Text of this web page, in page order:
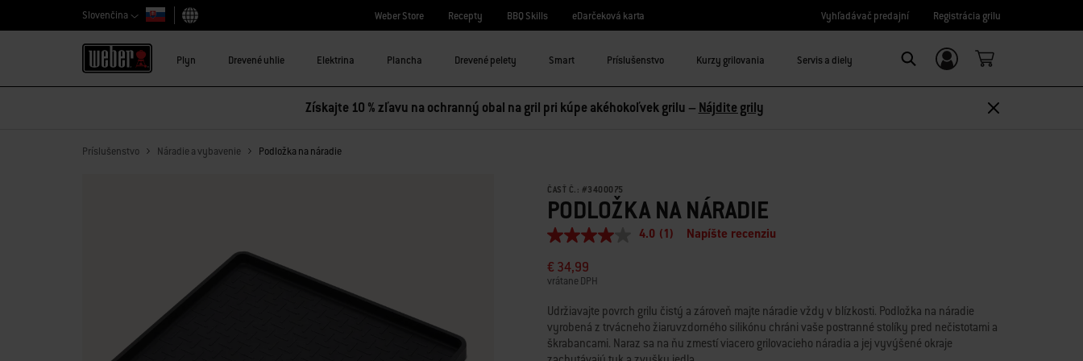
Slovenčina
Vybrať krajinu
Weber Store Recepty BBQ Skills eDarčeková karta Vyhľadávač predajní Registrácia grilu
Plyn Drevené uhlie Elektrina Plancha Drevené pelety Smart Príslušenstvo Kurzy grilovania Servis a diely Prihláste sa/Zaregistrujte sa
Získajte 10 % zľavu na ochranný obal na gril pri kúpe akéhokoľvek grilu – Nájdite grily
Príslušenstvo Náradie a vybavenie Podložka na náradie
ČASŤ Č.: #3400075
PODLOŽKA NA NÁRADIE
4.0
5
hviezdičiek,
hodnota
hodnotenia.
Read
a
Review.
4.0 (1) Napíšte recenziu
€ 34,99
vrátane DPH
Udržiavajte povrch grilu čistý a zároveň majte náradie vždy v blízkosti. Podložka na náradie
vyrobená z trvácneho žiaruvzdorného silikónu chráni vaše postranné stolíky pred nečistotami a
škrabancami. Naraz sa na ňu zmestí viacero grilovacieho náradia a jej vyvýšené okraje